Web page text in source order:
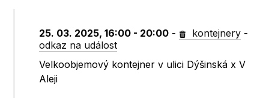
25. 03. 2025, 16:00 - 20:00 - kontejnery -
odkaz na událost
Velkoobjemový kontejner v ulici Dýšinská x V
Aleji